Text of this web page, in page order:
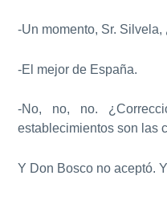
-Un momento, Sr.
-El mejor de España.
-No, no, no.
establecimientos son las
Y Don Bosco no aceptó.